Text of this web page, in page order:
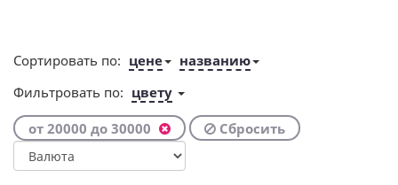
Сортировать по: цене
названию
Фильтровать по: цвету
от 20000 до 30000 Сбросить